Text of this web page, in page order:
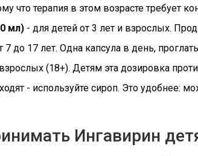
что терапия в этом возрасте требует
мл) - для детей от 3 лет и взрослых.
7 до 17 лет. Одна капсула в день,
(18+). Детям эта дозировка
- используйте сироп. Это
Ингавирин